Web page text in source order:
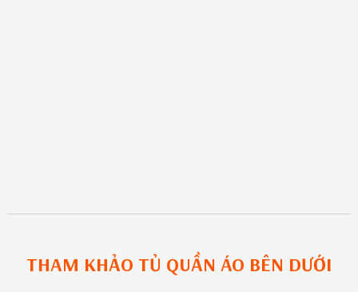
THAM KHẢO TỦ QUẦN ÁO BÊN DƯỚI